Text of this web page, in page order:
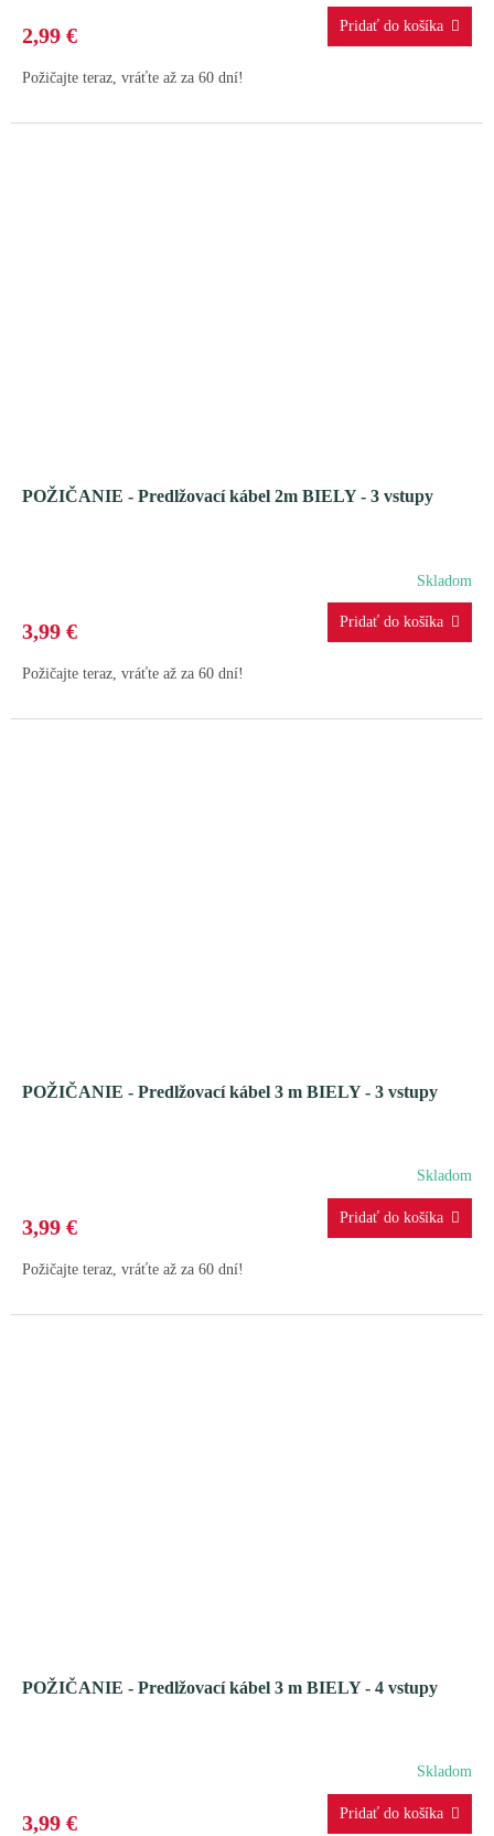
2,99 €
Požičajte teraz, vráťte až za 60 dní!
POŽIČANIE - Predlžovací kábel 2m BIELY - 3 vstupy
Skladom
3,99 €
Požičajte teraz, vráťte až za 60 dní!
POŽIČANIE - Predlžovací kábel 3 m BIELY - 3 vstupy
Skladom
3,99 €
Požičajte teraz, vráťte až za 60 dní!
POŽIČANIE - Predlžovací kábel 3 m BIELY - 4 vstupy
Skladom
3,99 €